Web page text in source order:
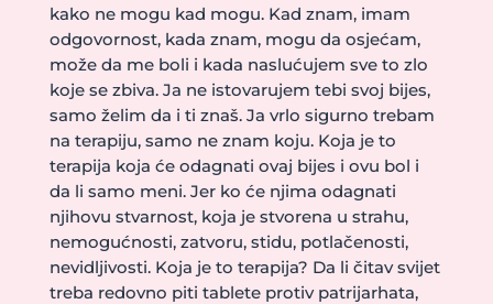
kako ne mogu kad mogu. Kad znam, imam
odgovornost, kada znam, mogu da osjećam,
može da me boli i kada naslućujem sve to zlo
koje se zbiva. Ja ne istovarujem tebi svoj bijes,
samo želim da i ti znaš. Ja vrlo sigurno trebam
na terapiju, samo ne znam koju. Koja je to
terapija koja će odagnati ovaj bijes i ovu bol i
da li samo meni. Jer ko će njima odagnati
njihovu stvarnost, koja je stvorena u strahu,
nemogućnosti, zatvoru, stidu, potlačenosti,
nevidljivosti. Koja je to terapija? Da li čitav svijet
treba redovno piti tablete protiv patrijarhata,